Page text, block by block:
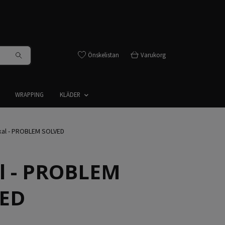
Önskelistan Varukorg
WRAPPING KLÄDER
- PROBLEM SOLVED
- PROBLEM